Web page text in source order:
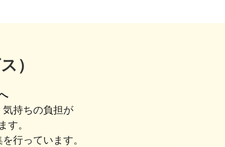
）
持ちの負担が
す。
行っています。